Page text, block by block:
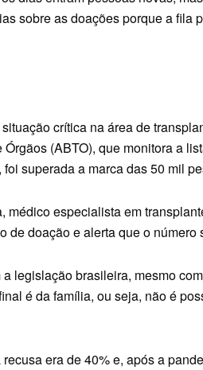
sobre as doações porque a fila
crítica na área de
(ABTO), que monitora a
superada a marca das 50 mil
médico especialista em
de doação e alerta que o número
legislação brasileira, mesmo
é da família, ou seja, não é
era de 40% e, após a